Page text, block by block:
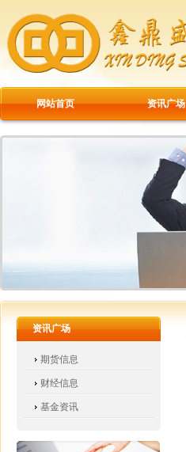
网站首页 资讯广场
资讯广场
期货信息
财经信息
基金资讯